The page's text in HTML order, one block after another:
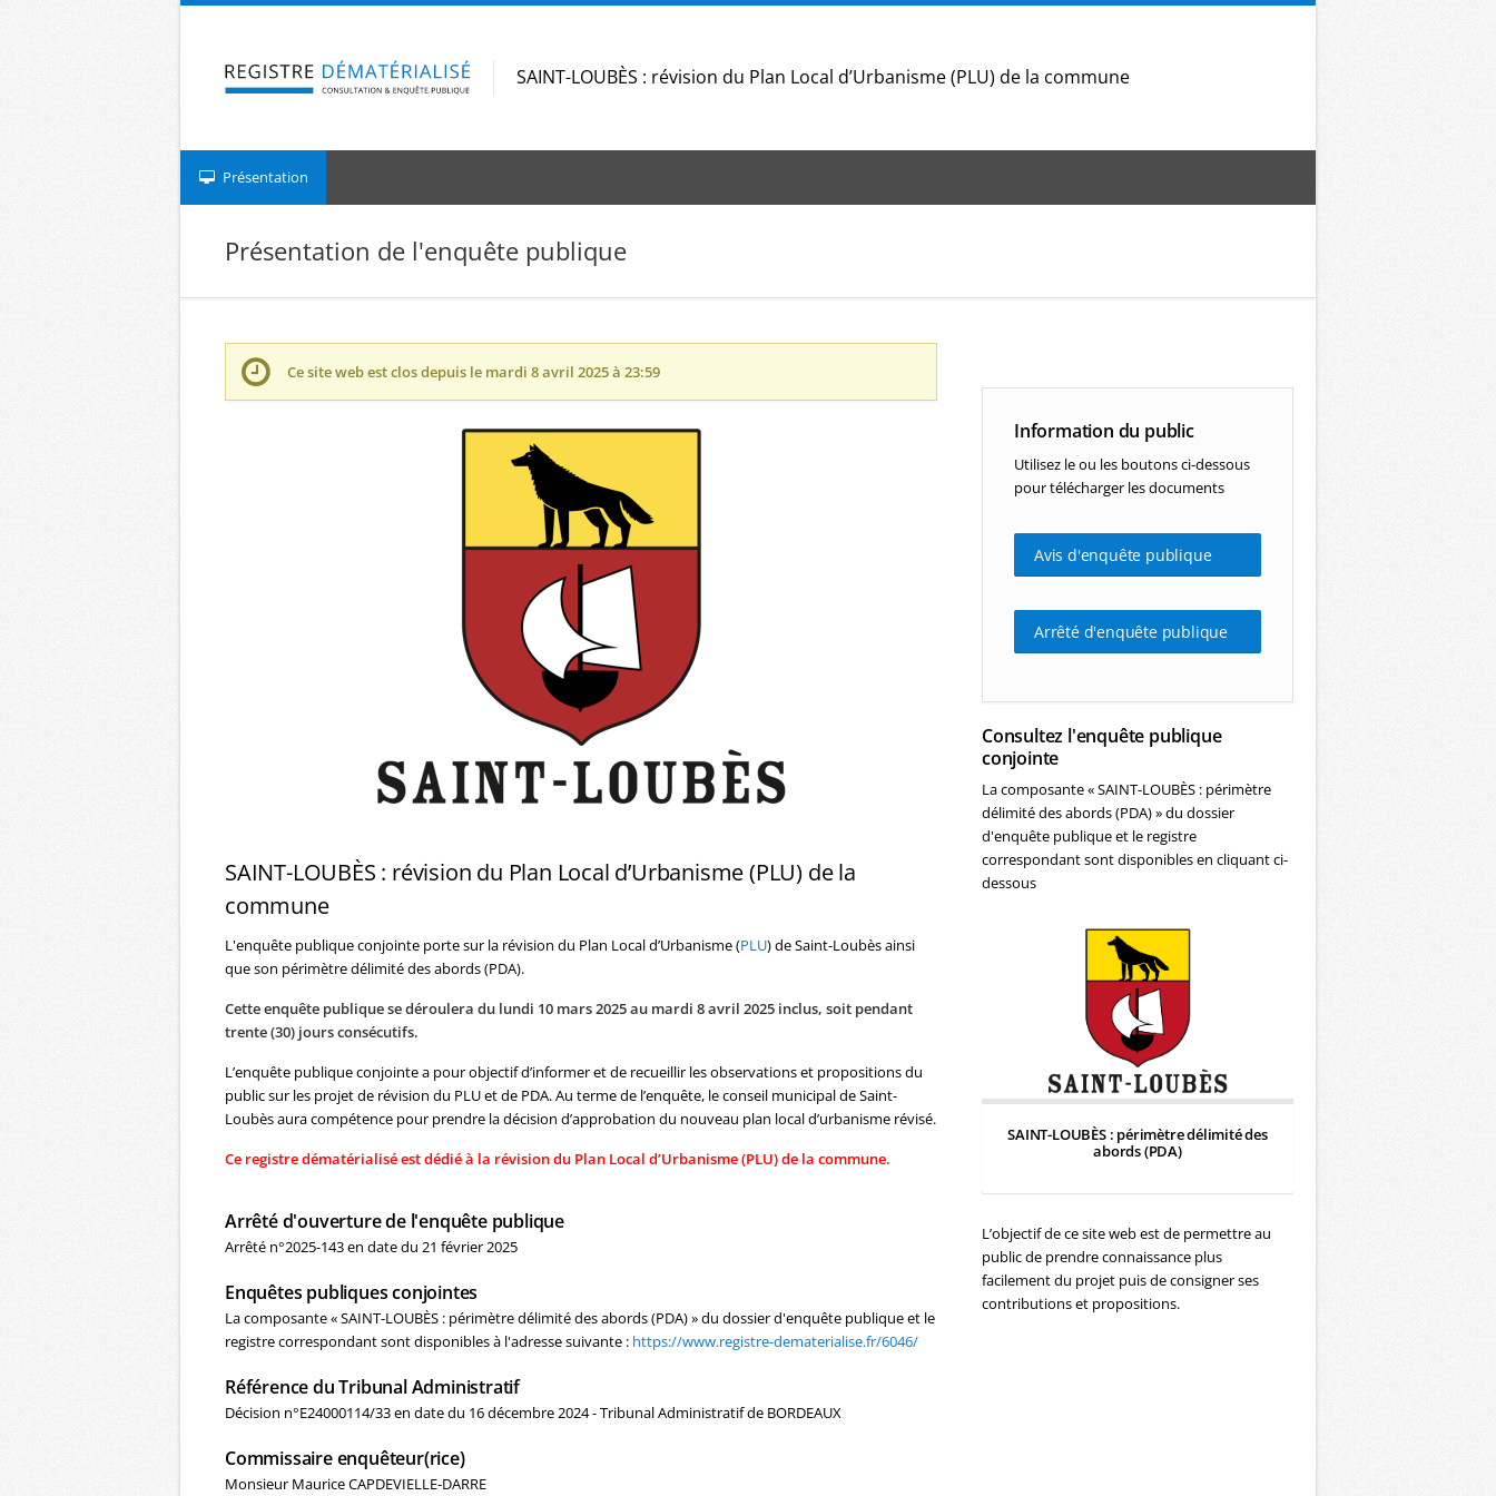
Aller au contenu
SAINT-LOUBÈS : révision du Plan Local d’Urbanisme (PLU) de la commune
Présentation
Présentation de l'enquête publique
Ce site web est clos depuis le mardi 8 avril 2025 à 23:59
SAINT-LOUBÈS : révision du Plan Local d’Urbanisme (PLU) de la
commune
L'enquête publique conjointe porte sur la révision du Plan Local d’Urbanisme (PLU) de Saint-Loubès ainsi
que son périmètre délimité des abords (PDA).
Cette enquête publique se déroulera du lundi 10 mars 2025 au mardi 8 avril 2025 inclus, soit pendant
trente (30) jours consécutifs.
L’enquête publique conjointe a pour objectif d’informer et de recueillir les observations et propositions du
public sur les projet de révision du PLU et de PDA. Au terme de l’enquête, le conseil municipal de Saint-
Loubès aura compétence pour prendre la décision d’approbation du nouveau plan local d’urbanisme révisé.
Ce registre dématérialisé est dédié à la révision du Plan Local d’Urbanisme (PLU) de la commune.
Arrêté d'ouverture de l'enquête publique
Arrêté n°2025-143 en date du 21 février 2025
Enquêtes publiques conjointes
La composante « SAINT-LOUBÈS : périmètre délimité des abords (PDA) » du dossier d'enquête publique et le
registre correspondant sont disponibles à l'adresse suivante : https://www.registre-dematerialise.fr/6046/
Référence du Tribunal Administratif
Décision n°E24000114/33 en date du 16 décembre 2024 - Tribunal Administratif de BORDEAUX
Commissaire enquêteur(rice)
Monsieur Maurice CAPDEVIELLE-DARRE
Information du public
Utilisez le ou les boutons ci-dessous
pour télécharger les documents
Avis d'enquête publique
Arrêté d'enquête publique
Consultez l'enquête publique
conjointe
La composante « SAINT-LOUBÈS : périmètre
délimité des abords (PDA) » du dossier
d'enquête publique et le registre
correspondant sont disponibles en cliquant ci-
dessous
SAINT-LOUBÈS : périmètre délimité des
abords (PDA)
L’objectif de ce site web est de permettre au
public de prendre connaissance plus
facilement du projet puis de consigner ses
contributions et propositions.